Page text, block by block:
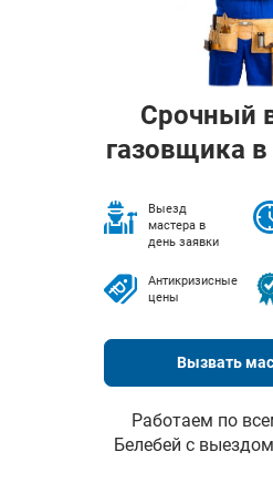
Срочный
газовщика
Выезд
мастера в
день заявки
Антикризисные
цены
Вызвать
Работаем по
Белебей с